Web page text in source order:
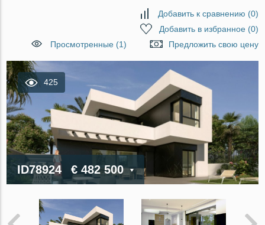
Добавить к сравнению (0)
Добавить в избранное(0)
Просмотренные (1)
Предложить свою цену
425
ID78924 € 482 500